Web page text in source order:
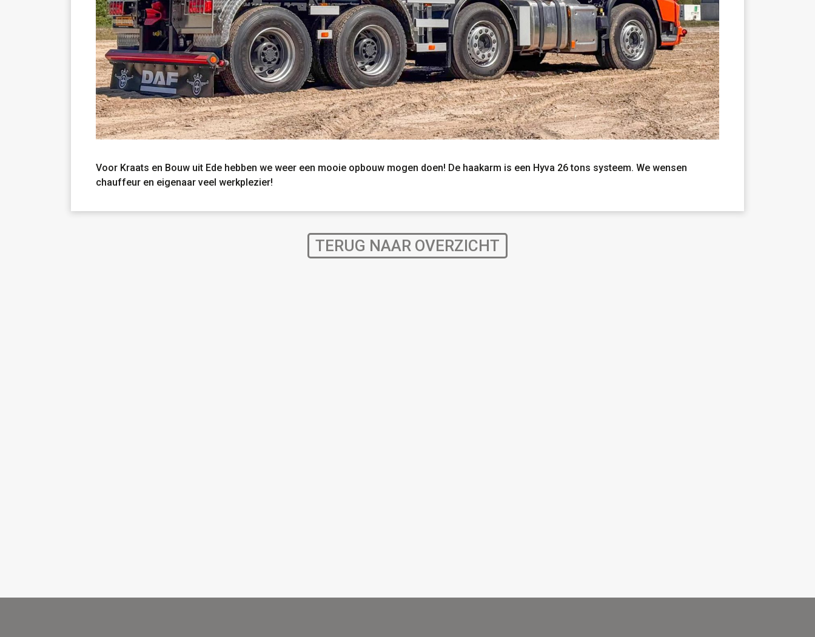
Voor Kraats en Bouw uit Ede hebben we weer een mooie opbouw mogen doen! De haakarm is een Hyva 26 tons systeem. We wensen
chauffeur en eigenaar veel werkplezier!
TERUG NAAR OVERZICHT